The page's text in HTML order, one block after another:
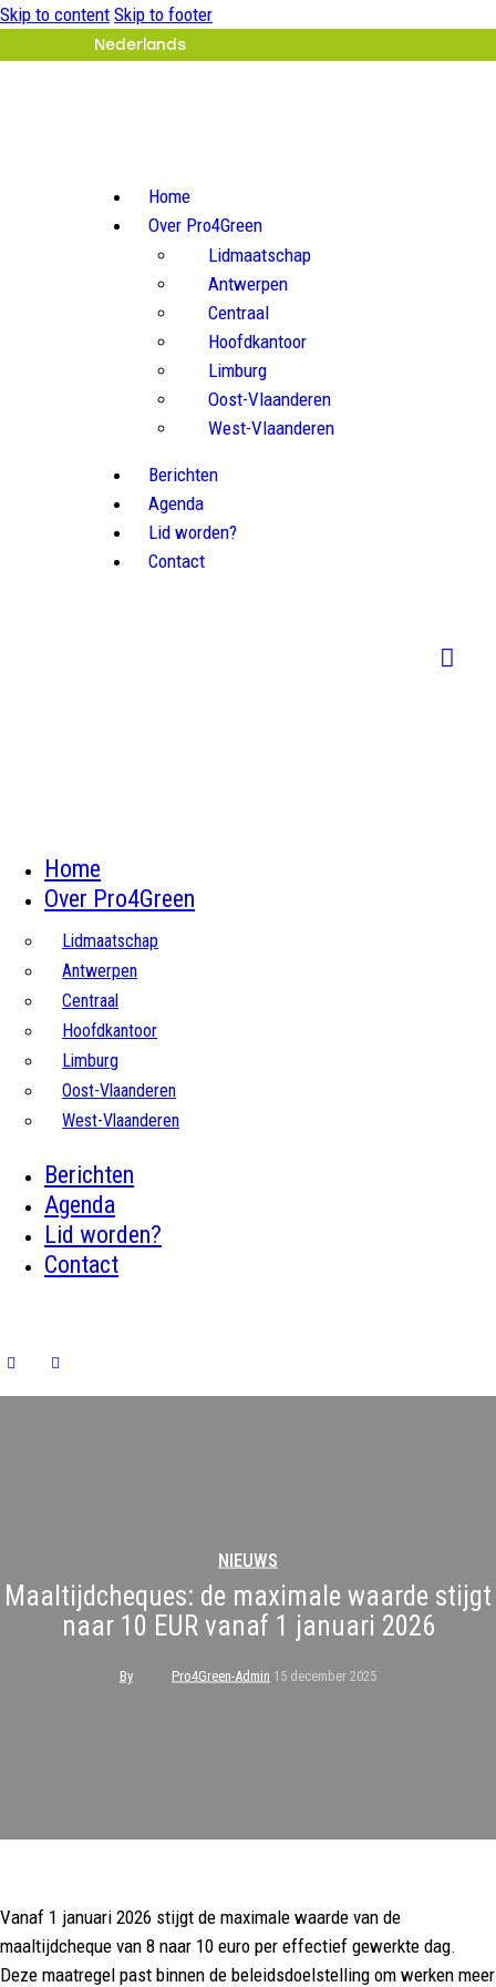
Skip to content Skip to footer
Nederlands
Home
Over Pro4Green
Lidmaatschap
Antwerpen
Centraal
Hoofdkantoor
Limburg
Oost-Vlaanderen
West-Vlaanderen
Berichten
Agenda
Lid worden?
Contact
Home
Over Pro4Green
Lidmaatschap
Antwerpen
Centraal
Hoofdkantoor
Limburg
Oost-Vlaanderen
West-Vlaanderen
Berichten
Agenda
Lid worden?
Contact
NIEUWS
Maaltijdcheques: de maximale waarde stijgt
naar 10 EUR vanaf 1 januari 2026
By Pro4Green-Admin 15 december 2025
Vanaf 1 januari 2026 stijgt de maximale waarde van de
maaltijdcheque van 8 naar 10 euro per effectief gewerkte dag.
Deze maatregel past binnen de beleidsdoelstelling om werken meer